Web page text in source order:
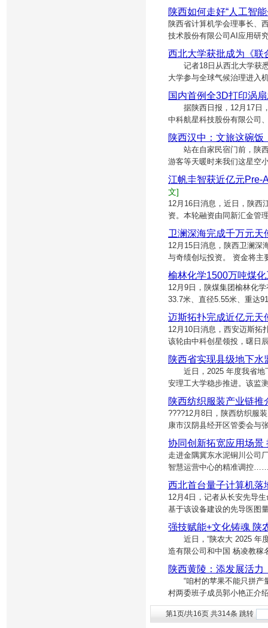
陕西如何走好“人工智
陕西省计算机学会理事长、
技术股份有限公司AI应用研
西北大学获批成为《联
记者18日从西北大学获悉
大学参与全球气候治理进入
国内首例全3D打印涡
据陕西日报，12月17日，
中科航星科技股份有限公司
陕西汉中：文旅这碗饭
站在自家民宿门前，陕西
游客等天暖时来我们这星空
江帆圭智获近亿元Pre-
文]
12月16日消息，近日，陕西
资。本轮融资由同新汇金管
卫澜深海完成千万元
12月15日消息，陕西卫澜深
与奇绩创坛投资。 资金将主
榆林化学1500万吨煤
12月9日，陕煤集团榆林化
33.7米、直径5.55米、重达
迈斯拓扑完成近亿元天
12月10日消息，西安迈斯拓
该轮由中科创星领投，曙日
陕西省实现县级地下水
近日，2025 年度我省地
安理工大学稳步推进。该监
陕西纺织服装产业链
????12月8日，陕西纺织服
康市汉阴县经开区管委会与
协同创新拓宽应用场景
走进金隅冀东水泥铜川公司
智慧运营中心的精准调控……
西北首台量子计算机落
12月4日，记者从长安先导
基于该设备建设的先导医图
强技赋能+文化铸魂 陕
近日，“陕农大 2025 年度
造有限公司和中国 杨凌教
陕西黄陵：添发展活力
“咱村的苹果不能只拼产量
村两委班子成员郭小艳正
第1页/共16页 共314条 跳转